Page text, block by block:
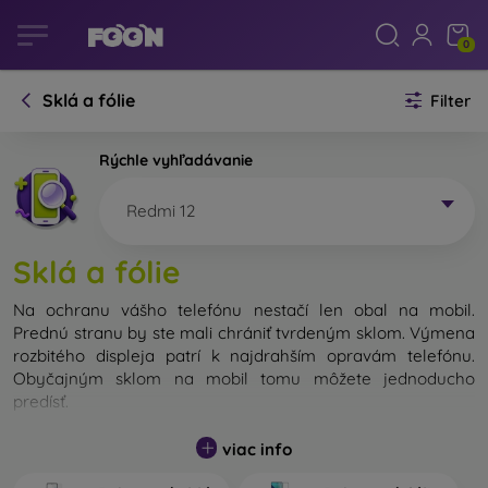
0
Sklá a fólie Filter
Rýchle vyhľadávanie
Redmi 12
Sklá a fólie
Na ochranu vášho telefónu nestačí len obal na mobil.
Prednú stranu by ste mali chrániť tvrdeným sklom. Výmena
rozbitého displeja patrí k najdrahším opravám telefónu.
Obyčajným sklom na mobil tomu môžete jednoducho
predísť.
Nerozbitné sklo na mobil síce neexistuje, no v prípade pádu
ostane váš displej zväčša neporušený. Výber tvrdeného
viac info